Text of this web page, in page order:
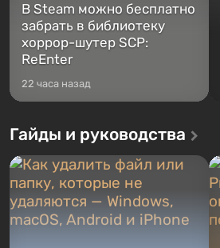
В Steam можно бесплатно
забрать в библиотеку
хоррор-шутер SCP:
ReEnter
22 часа назад
Гайды и руководства